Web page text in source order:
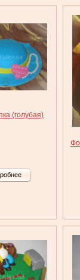
(голубая)